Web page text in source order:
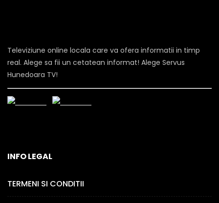
Televiziune online locala care va ofera informatii in timp
real. Alege sa fii un cetatean informat! Alege Servus
Hunedoara TV!
INFO LEGAL
TERMENI SI CONDITII